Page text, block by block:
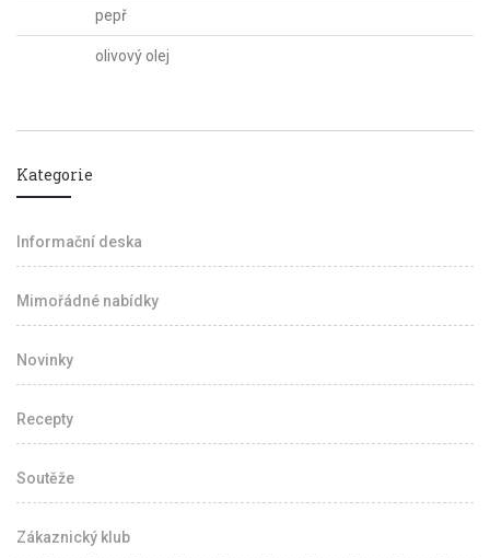
pepř
olivový olej
Kategorie
Informační deska
Mimořádné nabídky
Novinky
Recepty
Soutěže
Zákaznický klub